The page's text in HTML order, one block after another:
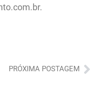
PRÓXIMA POSTAGEM